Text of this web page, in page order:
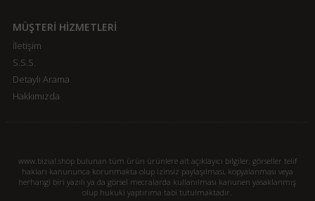
MÜŞTERİ HİZMETLERİ
İletişim
S.S.S.
Detaylı Arama
Hakkımızda
www.bizial.shop bulunan tüm ürün ürünlere ait açıklayıcı bilgiler, görseller telif
hakları kanununca korunmakta olup izinsiz paylaşılması, kopyalanması veya
herhangi biri yazılı ya da görsel mecralarda kullanılması kanunen yasaklanmış
olup hukuki yaptırıma tabi tutulmaktadır.